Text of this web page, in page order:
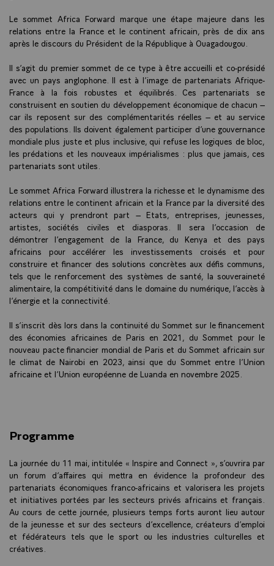
Le sommet Africa Forward marque une étape majeure dans les
relations entre la France et le continent africain, près de dix ans
après le discours du Président de la République à Ouagadougou.
Il s’agit du premier sommet de ce type à être accueilli et co-présidé
avec un pays anglophone. Il est à l’image de partenariats Afrique-
France à la fois robustes et équilibrés. Ces partenariats se
construisent en soutien du développement économique de chacun –
car ils reposent sur des complémentarités réelles – et au service
des populations. Ils doivent également participer d’une gouvernance
mondiale plus juste et plus inclusive, qui refuse les logiques de bloc,
les prédations et les nouveaux impérialismes : plus que jamais, ces
partenariats sont utiles.
Le sommet Africa Forward illustrera la richesse et le dynamisme des
relations entre le continent africain et la France par la diversité des
acteurs qui y prendront part – Etats, entreprises, jeunesses,
artistes, sociétés civiles et diasporas. Il sera l’occasion de
démontrer l’engagement de la France, du Kenya et des pays
africains pour accélérer les investissements croisés et pour
construire et financer des solutions concrètes aux défis communs,
tels que le renforcement des systèmes de santé, la souveraineté
alimentaire, la compétitivité dans le domaine du numérique, l’accès à
l’énergie et la connectivité.
Il s’inscrit dès lors dans la continuité du Sommet sur le financement
des économies africaines de Paris en 2021, du Sommet pour le
nouveau pacte financier mondial de Paris et du Sommet africain sur
le climat de Nairobi en 2023, ainsi que du Sommet entre l’Union
africaine et l’Union européenne de Luanda en novembre 2025.
Programme
La journée du 11 mai, intitulée « Inspire and Connect », s’ouvrira par
un forum d’affaires qui mettra en évidence la profondeur des
partenariats économiques franco-africains et valorisera les projets
et initiatives portées par les secteurs privés africains et français.
Au cours de cette journée, plusieurs temps forts auront lieu autour
de la jeunesse et sur des secteurs d’excellence, créateurs d’emploi
et fédérateurs tels que le sport ou les industries culturelles et
créatives.